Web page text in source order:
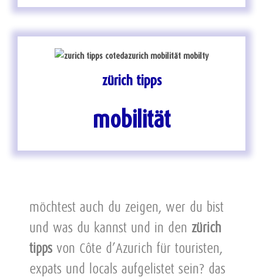
zürich tipps
mobilität
möchtest auch du zeigen, wer du bist
und was du kannst und in den zürich
tipps von Côte d’Azurich für touristen,
expats und locals aufgelistet sein? das